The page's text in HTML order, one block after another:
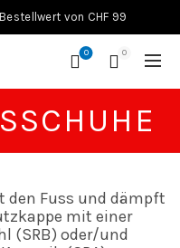
von CHF 99
0 0
den Fuss und dämpft
mit einer
(SRB) oder/und